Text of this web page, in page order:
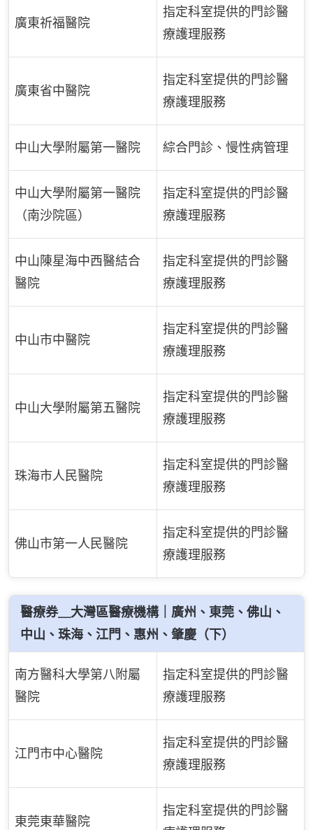
廣東祈福醫院
指定科室提供的門診醫
療護理服務
廣東省中醫院
指定科室提供的門診醫
療護理服務
中山大學附屬第一醫院 綜合門診、慢性病管理
中山大學附屬第一醫院
（南沙院區）
指定科室提供的門診醫
療護理服務
中山陳星海中西醫結合
醫院
指定科室提供的門診醫
療護理服務
中山市中醫院
指定科室提供的門診醫
療護理服務
中山大學附屬第五醫院
指定科室提供的門診醫
療護理服務
珠海市人民醫院
指定科室提供的門診醫
療護理服務
佛山市第一人民醫院
指定科室提供的門診醫
療護理服務
醫療券＿大灣區醫療機構｜廣州、東莞、佛山、
中山、珠海、江門、惠州、肇慶（下）
南方醫科大學第八附屬
醫院
指定科室提供的門診醫
療護理服務
江門市中心醫院
指定科室提供的門診醫
療護理服務
東莞東華醫院
指定科室提供的門診醫